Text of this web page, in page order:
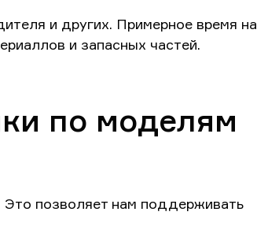
и других. Примерное время на
и запасных частей.
по моделям
Это позволяет нам поддерживать